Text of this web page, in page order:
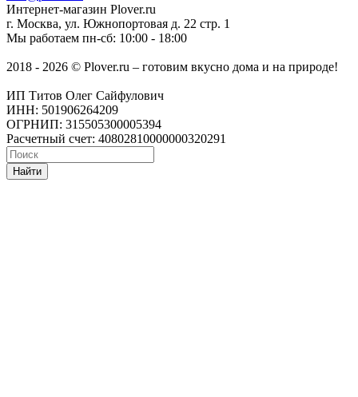
Интернет-магазин Plover.ru
г. Москва, ул. Южнопортовая д. 22 стр. 1
Мы работаем пн-сб: 10:00 - 18:00
2018 - 2026 © Plover.ru – готовим вкусно дома и на природе!
ИП Титов Олег Сайфулович
ИНН: 501906264209
ОГРНИП: 315505300005394
Расчетный счет: 40802810000000320291
Найти